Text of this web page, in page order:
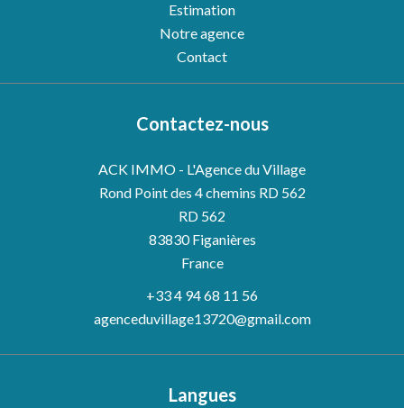
Estimation
Notre agence
Contact
Contactez-nous
ACK IMMO - L'Agence du Village
Rond Point des 4 chemins RD 562
RD 562
83830Figanières
France
+33 4 94 68 11 56
agenceduvillage13720@gmail.com
Langues